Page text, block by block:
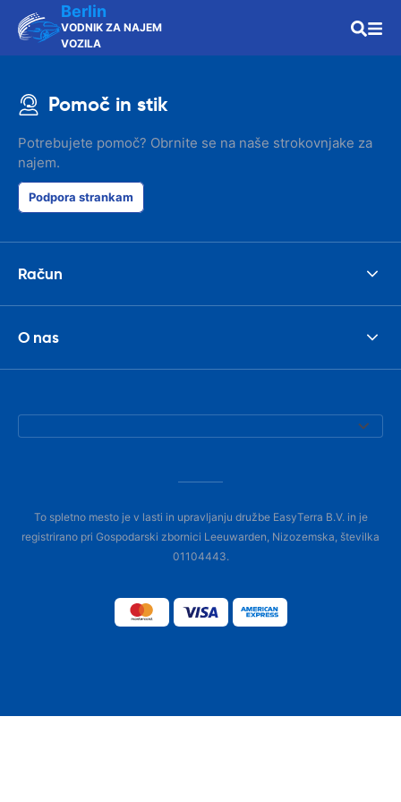
Berlin
VODNIK ZA NAJEM
VOZILA
Pomoč in stik
Potrebujete pomoč? Obrnite se na naše strokovnjake za
najem.
Podpora strankam
Račun
O nas
To spletno mesto je v lasti in upravljanju družbe EasyTerra B.V. in je
registrirano pri Gospodarski zbornici Leeuwarden, Nizozemska, številka
01104443.